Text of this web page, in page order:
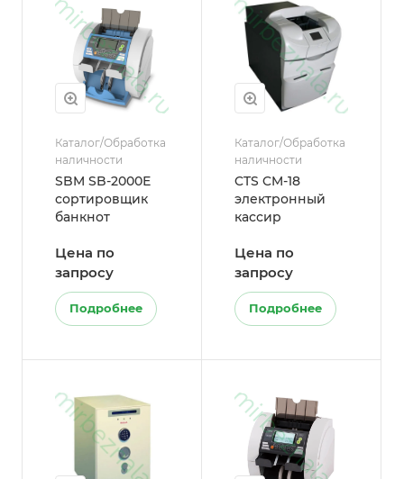
Каталог/Обработка
наличности
SBM SB-2000Е
сортировщик
банкнот
Цена по
запросу
Подробнее
Каталог/Обработка
наличности
CTS CM-18
электронный
кассир
Цена по
запросу
Подробнее